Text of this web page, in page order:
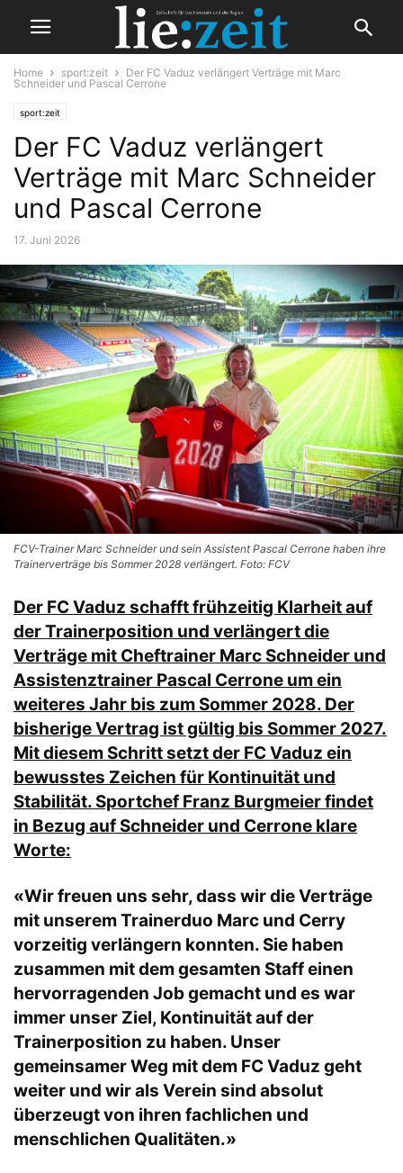
Home sport:zeit
Der FC Vaduz verlängert Verträge mit Marc
Schneider und Pascal Cerrone
sport:zeit
Der FC Vaduz verlängert
Verträge mit Marc Schneider
und Pascal Cerrone
17. Juni 2026
FCV-Trainer Marc Schneider und sein Assistent Pascal Cerrone haben ihre
Trainerverträge bis Sommer 2028 verlängert. Foto: FCV
Der FC Vaduz schafft frühzeitig Klarheit auf
der Trainerposition und verlängert die
Verträge mit Cheftrainer Marc Schneider und
Assistenztrainer Pascal Cerrone um ein
weiteres Jahr bis zum Sommer 2028. Der
bisherige Vertrag ist gültig bis Sommer 2027.
Mit diesem Schritt setzt der FC Vaduz ein
bewusstes Zeichen für Kontinuität und
Stabilität. Sportchef Franz Burgmeier findet
in Bezug auf Schneider und Cerrone klare
Worte:
«Wir freuen uns sehr, dass wir die Verträge
mit unserem Trainerduo Marc und Cerry
vorzeitig verlängern konnten. Sie haben
zusammen mit dem gesamten Staff einen
hervorragenden Job gemacht und es war
immer unser Ziel, Kontinuität auf der
Trainerposition zu haben. Unser
gemeinsamer Weg mit dem FC Vaduz geht
weiter und wir als Verein sind absolut
überzeugt von ihren fachlichen und
menschlichen Qualitäten.»